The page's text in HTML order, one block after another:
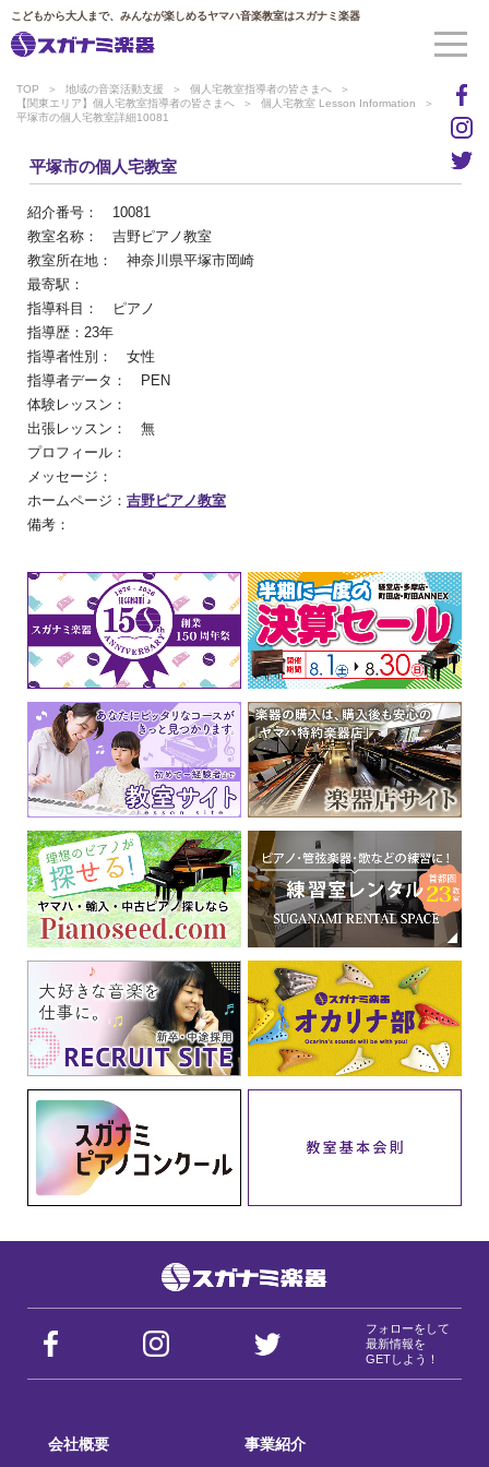
こどもから大人まで、みんなが楽しめるヤマハ音楽教室はスガナミ楽器
TOP 地域の音楽活動支援
個人宅教室指導者の皆さまへ
【関東エリア】個人宅教室指導者の皆さまへ
個人宅教室 Lesson Information
平塚市の個人宅教室詳細10081
平塚市の個人宅教室
紹介番号： 10081
教室名称： 吉野ピアノ教室
教室所在地： 神奈川県平塚市岡崎
最寄駅：
指導科目： ピアノ
指導歴：23年
指導者性別： 女性
指導者データ： PEN
体験レッスン：
出張レッスン： 無
プロフィール：
メッセージ：
ホームページ： 吉野ピアノ教室
備考：
フォローをして
最新情報を
GETしよう！
会社概要 事業紹介